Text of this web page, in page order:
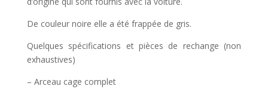
De couleur noire elle a été frappée de gris.
Quelques spécifications et pièces de rechange (non
exhaustives)
– Arceau cage complet